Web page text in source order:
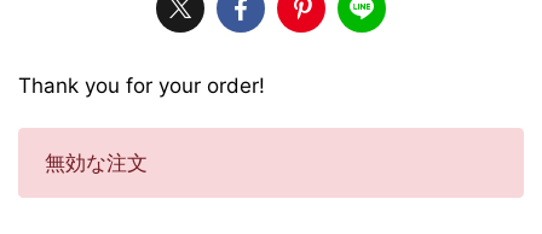
Thank you for your order!
無効な注文